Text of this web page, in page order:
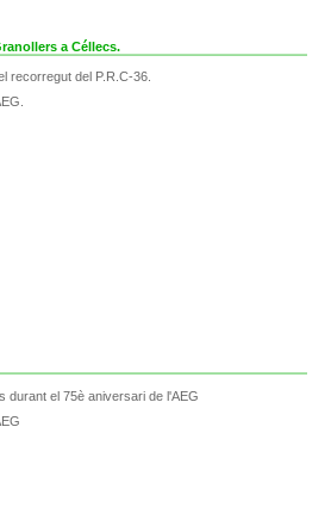
a Céllecs.
recorregut del P.R.C-36.
durant el 75è aniversari de l'AEG